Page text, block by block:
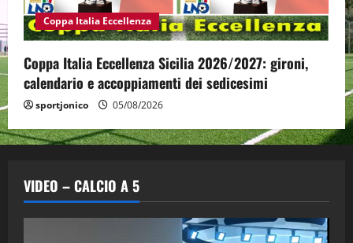
Coppa Italia Eccellenza
Coppa Italia Eccellenza Sicilia 2026/2027: gironi,
calendario e accoppiamenti dei sedicesimi
sportjonico 05/08/2026
VIDEO – CALCIO A 5